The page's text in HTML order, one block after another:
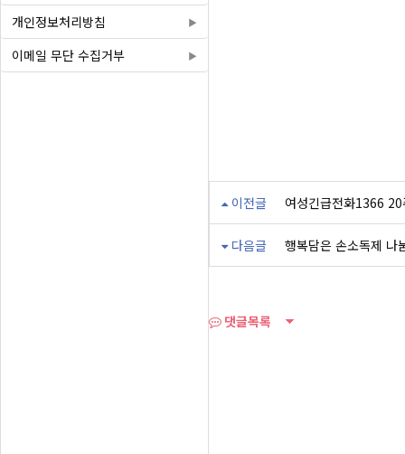
개인정보처리방침
이메일 무단 수집거부
이전글 여성긴급전화1366
다음글 행복담은 손소독제 나
댓글목록